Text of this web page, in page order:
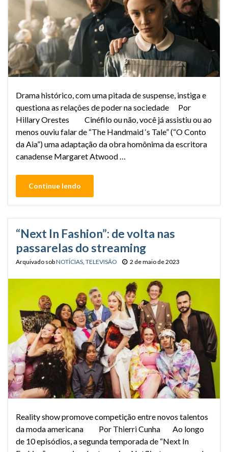
Drama histórico, com uma pitada de suspense, instiga e
questiona as relações de poder na sociedade Por
Hillary Orestes Cinéfilo ou não, você já assistiu ou ao
menos ouviu falar de “The Handmaid ‘s Tale” (“O Conto
da Aia”) uma adaptação da obra homônima da escritora
canadense Margaret Atwood …
Continue lendo
“Next In Fashion”: de volta nas
passarelas do streaming
Arquivado sobNOTÍCIAS, TELEVISÃO 2 de maio de 2023
Reality show promove competição entre novos talentos
da moda americana Por Thierri Cunha Ao longo
de 10 episódios, a segunda temporada de “Next In